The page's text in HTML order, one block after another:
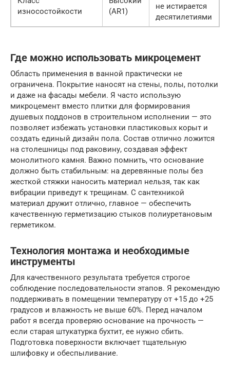
износостойкости
(AR1)
не истирается
десятилетиями
Где можно использовать микроцемент
Область применения в ванной практически не
ограничена. Покрытие наносят на стены, полы, потолки
и даже на фасады мебели. Я часто использую
микроцемент вместо плитки для формирования
душевых поддонов в строительном исполнении — это
позволяет избежать установки пластиковых корыт и
создать единый дизайн пола. Состав отлично ложится
на столешницы под раковину, создавая эффект
монолитного камня. Важно помнить, что основание
должно быть стабильным: на деревянные полы без
жесткой стяжки наносить материал нельзя, так как
вибрации приведут к трещинам. С сантехникой
материал дружит отлично, главное — обеспечить
качественную герметизацию стыков полиуретановым
герметиком.
Технология монтажа и необходимые
инструменты
Для качественного результата требуется строгое
соблюдение последовательности этапов. Я рекомендую
поддерживать в помещении температуру от +15 до +25
градусов и влажность не выше 60%. Перед началом
работ я всегда проверяю основание на прочность —
если старая штукатурка бухтит, ее нужно сбить.
Подготовка поверхности включает тщательную
шлифовку и обеспыливание.